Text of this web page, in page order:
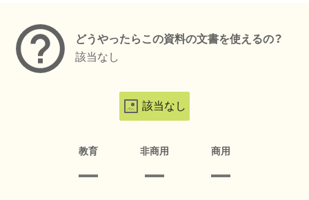
どうやったらこの資料の文書を使えるの？
該当なし
該当なし
教育 非商用 商用